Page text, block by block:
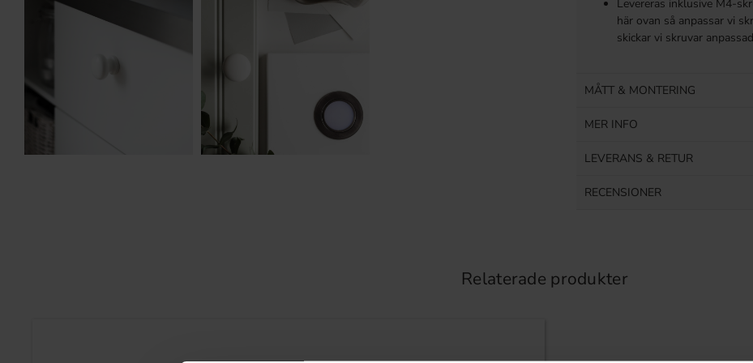
Levereras inklusive M4-
här ovan så anpassar vi
skickar vi skruvar
MÅTT & MONTERING
MER INFO
LEVERANS & RETUR
RECENSIONER
Relaterade produkter